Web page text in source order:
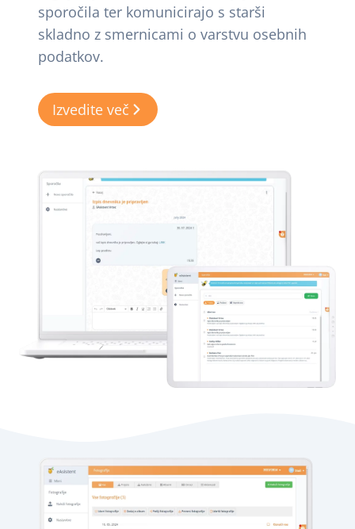
sporočila ter komunicirajo s starši
skladno z smernicami o varstvu osebnih
podatkov.
Izvedite več